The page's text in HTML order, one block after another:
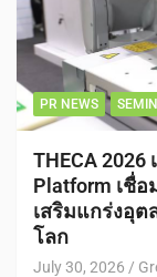
PR NEWS
THECA 2026
Platform เชื่
เสริมแกร่งอุต
โลก
July 30, 2026